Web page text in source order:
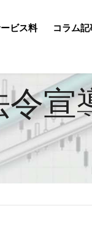
ビス料 コラム記
令宣